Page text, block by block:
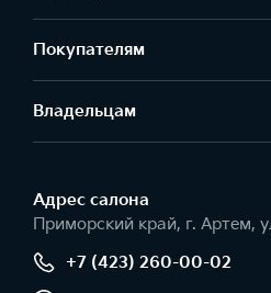
Покупателям
Владельцам
Адрес салонa
Приморский край, г. Артем,
+7 (423) 260-00-02